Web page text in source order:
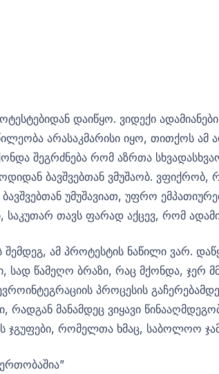
დაიწყო. ვიდექი
არასაკმარისი იყო, თითქოს
შეგრძნება რომ აზრთა
ბავშვებთან ვმუშაობ.
უმუშავიათ, უფრო
თავს ფარად აქცევ, რომ
შემდეგ, ამ პროტესტის ნაწილი ვარ.
წამეღო ბრაზი, რაც მქონდა, ჯერ
პროცესის
რადგან მანამდეც ვიყავი
ჯგუფები, რომელთა ხმაც, საბოლოო